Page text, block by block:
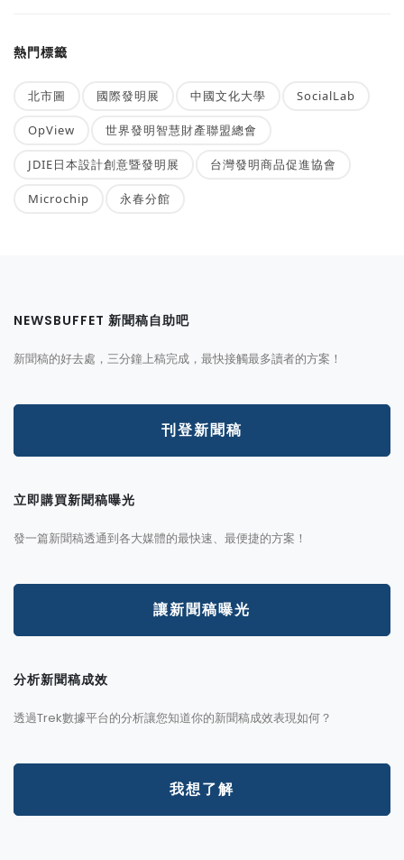
熱門標籤
北市圖 國際發明展 中國文化大學 SocialLab
OpView 世界發明智慧財產聯盟總會
JDIE日本設計創意暨發明展 台灣發明商品促進協會
Microchip 永春分館
NEWSBUFFET 新聞稿自助吧
新聞稿的好去處，三分鐘上稿完成，最快接觸最多讀者的方案！
刊登新聞稿
立即購買新聞稿曝光
發一篇新聞稿透通到各大媒體的最快速、最便捷的方案！
讓新聞稿曝光
分析新聞稿成效
透過Trek數據平台的分析讓您知道你的新聞稿成效表現如何？
我想了解